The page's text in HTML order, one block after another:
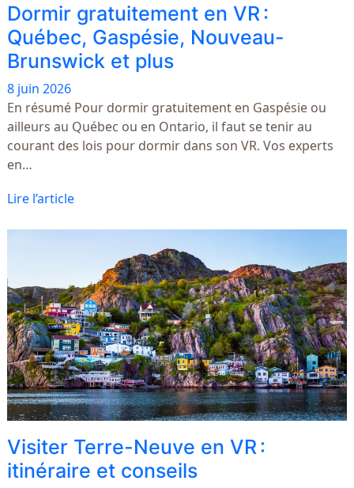
Dormir gratuitement en VR :
Québec, Gaspésie, Nouveau-
Brunswick et plus
8 juin 2026
En résumé Pour dormir gratuitement en Gaspésie ou
ailleurs au Québec ou en Ontario, il faut se tenir au
courant des lois pour dormir dans son VR. Vos experts
en…
Lire l’article
Visiter Terre-Neuve en VR :
itinéraire et conseils